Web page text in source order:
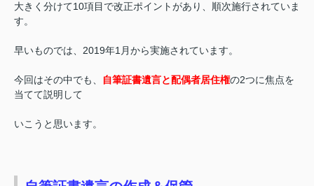
大きく分けて10項目で改正ポイントがあり、順次施行されていま
す。
早いものでは、2019年1月から実施されています。
今回はその中でも、 自筆証書遺言と配偶者居住権の2つに焦点を
当てて説明して
いこうと思います。